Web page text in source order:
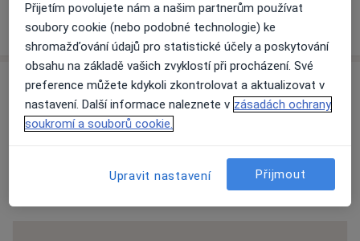
Víceo adrese
Názory
Přidejte svůj názor
Přijetím povolujete nám a našim partnerům používat
soubory cookie (nebo podobné technologie) ke
shromažďování údajů pro statistické účely a poskytování
obsahu na základě vašich zvyklostí při procházení. Své
preference můžete kdykoli zkontrolovat a aktualizovat v
nastavení. Další informace naleznete v zásadách ochrany
soukromí a souborů cookie.
Upravit nastavení Přijmout